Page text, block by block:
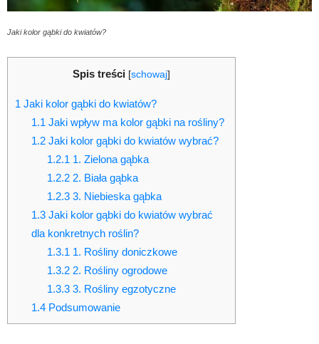
Jaki kolor gąbki do kwiatów?
Spis treści [schowaj]
1 Jaki kolor gąbki do kwiatów?
1.1 Jaki wpływ ma kolor gąbki na rośliny?
1.2Jaki kolor gąbki do kwiatów wybrać?
1.2.1 1. Zielona gąbka
1.2.2 2. Biała gąbka
1.2.3 3. Niebieska gąbka
1.3Jaki kolor gąbki do kwiatów wybrać
dla konkretnych roślin?
1.3.1 1. Rośliny doniczkowe
1.3.2 2. Rośliny ogrodowe
1.3.3 3. Rośliny egzotyczne
1.4Podsumowanie